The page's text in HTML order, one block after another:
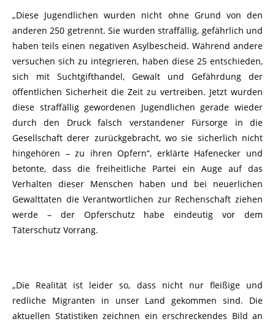
„Diese Jugendlichen wurden nicht ohne Grund von den
anderen 250 getrennt. Sie wurden straffällig, gefährlich und
haben teils einen negativen Asylbescheid. Während andere
versuchen sich zu integrieren, haben diese 25 entschieden,
sich mit Suchtgifthandel, Gewalt und Gefährdung der
öffentlichen Sicherheit die Zeit zu vertreiben. Jetzt wurden
diese straffällig gewordenen Jugendlichen gerade wieder
durch den Druck falsch verstandener Fürsorge in die
Gesellschaft derer zurückgebracht, wo sie sicherlich nicht
hingehören – zu ihren Opfern“, erklärte Hafenecker und
betonte, dass die freiheitliche Partei ein Auge auf das
Verhalten dieser Menschen haben und bei neuerlichen
Gewalttaten die Verantwortlichen zur Rechenschaft ziehen
werde – der Opferschutz habe eindeutig vor dem
Täterschutz Vorrang.
„Die Realität ist leider so, dass nicht nur fleißige und
redliche Migranten in unser Land gekommen sind. Die
aktuellen Statistiken zeichnen ein erschreckendes Bild an